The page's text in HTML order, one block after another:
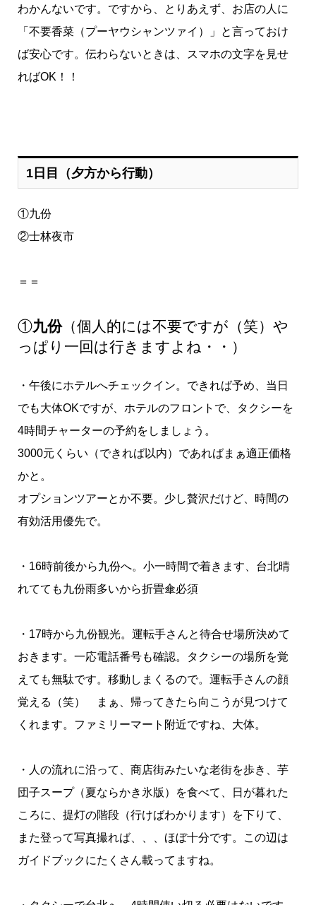
わかんないです。ですから、とりあえず、お店の人に
「不要香菜（プーヤウシャンツァイ）」と言っておけ
ば安心です。伝わらないときは、スマホの文字を見せ
ればOK！！
1日目（夕方から行動）
①九份
②士林夜市
＝＝
①九份（個人的には不要ですが（笑）や
っぱり一回は行きますよね・・）
・午後にホテルへチェックイン。できれば予め、当日
でも大体OKですが、ホテルのフロントで、タクシーを
4時間チャーターの予約をしましょう。
3000元くらい（できれば以内）であればまぁ適正価格
かと。
オプションツアーとか不要。少し贅沢だけど、時間の
有効活用優先で。
・16時前後から九份へ。小一時間で着きます、台北晴
れてても九份雨多いから折畳傘必須
・17時から九份観光。運転手さんと待合せ場所決めて
おきます。一応電話番号も確認。タクシーの場所を覚
えても無駄です。移動しまくるので。運転手さんの顔
覚える（笑） まぁ、帰ってきたら向こうが見つけて
くれます。ファミリーマート附近ですね、大体。
・人の流れに沿って、商店街みたいな老街を歩き、芋
団子スープ（夏ならかき氷版）を食べて、日が暮れた
ころに、提灯の階段（行けばわかります）を下りて、
また登って写真撮れば、、、ほぼ十分です。この辺は
ガイドブックにたくさん載ってますね。